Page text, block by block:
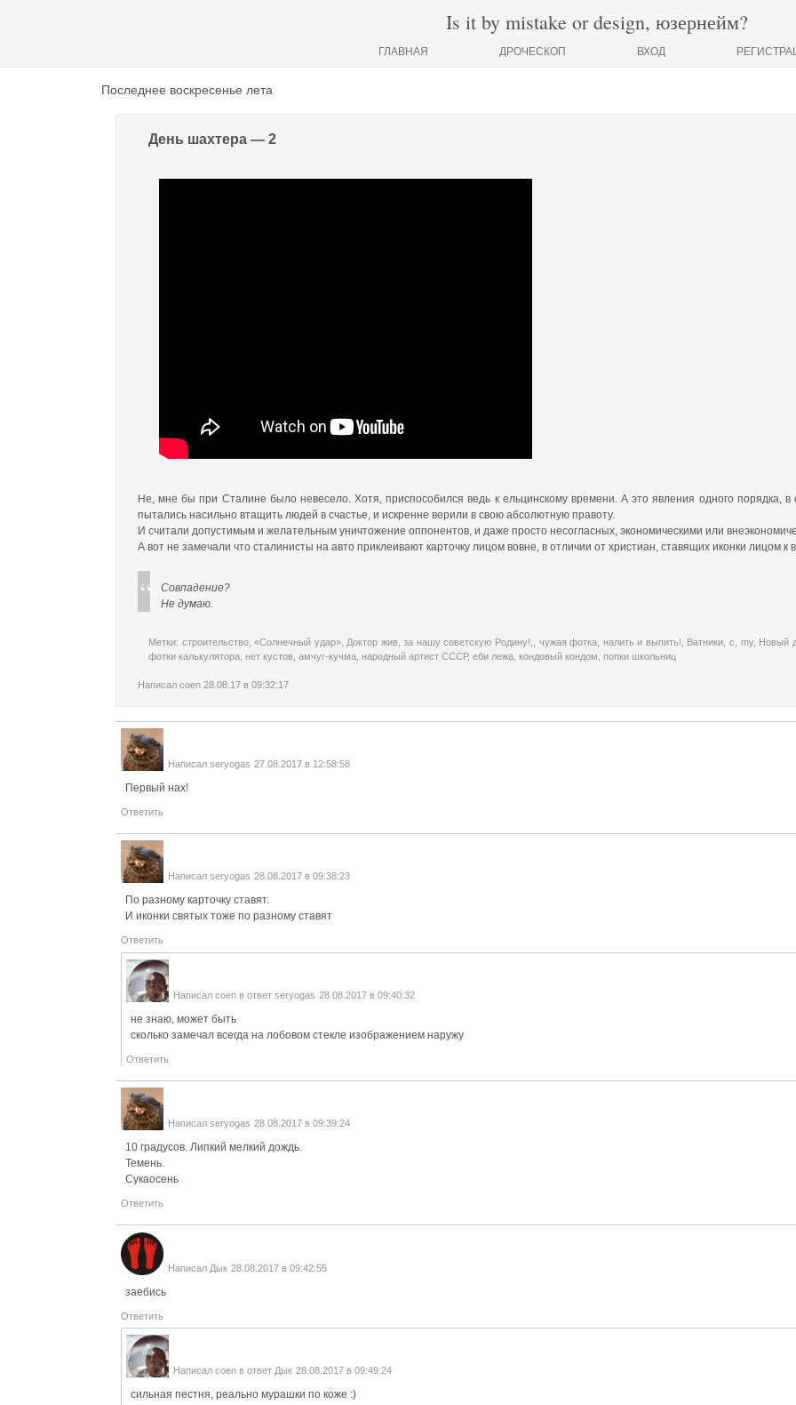
Is it by mistake or design, юзернейм?
ГЛАВНАЯ ДРОЧЕСКОП ВХОД
Последнее воскресенье лета
День шахтера — 2
Не, мне бы при Сталине было невесело. Хотя, приспособился ведь к ельцинскому времени. А это явления одного порядка,
пытались насильно втащить людей в счастье, и искренне верили в свою абсолютную правоту.
И считали допустимым и желательным уничтожение оппонентов, и даже просто несогласных, экономическими или
А вот не замечали что сталинисты на авто приклеивают карточку лицом вовне, в отличии от христиан, ставящих иконки лицом к
Совпадение?
Не думаю.
Метки: строительство,«Солнечный удар», Доктор жив,за нашу советскую Родину!, чужая фотка налить и выпить! Ватники с my, Новый
фотки калькулятора нет кустов амчуг-кучма народный артист СССР, еби лежа кондовый кондом попки школьниц
Написал coen 28.08.17 в 09:32:17
Написал seryogas 27.08.2017 в 12:58:58
Первый нах!
Ответить
Написал seryogas 28.08.2017 в 09:38:23
По разному карточку ставят.
И иконки святых тоже по разному ставят
Ответить
Написалcoen в ответseryogas 28.08.2017 в 09:40:32
не знаю, может быть
сколько замечал всегда на лобовом стекле изображением наружу
Ответить
Написал seryogas 28.08.2017 в 09:39:24
10 градусов. Липкий мелкий дождь.
Темень.
Сукаосень
Ответить
Написал Дык 28.08.2017 в 09:42:55
заебись
Ответить
Написалcoen в ответ Дык 28.08.2017 в 09:49:24
сильная пестня, реально мурашки по коже :)